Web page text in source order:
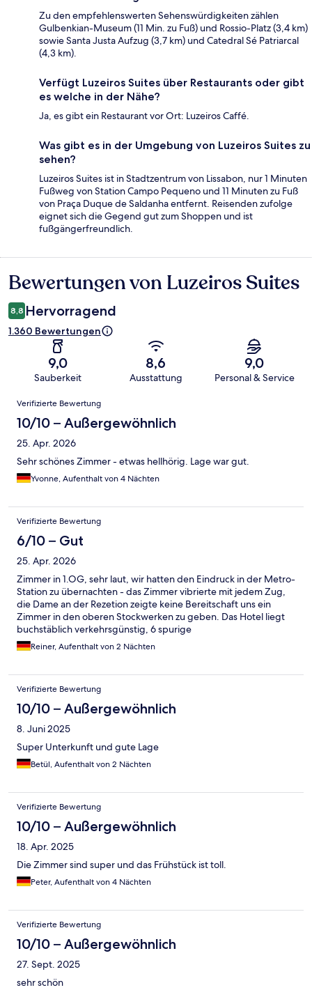
Zu den empfehlenswerten Sehenswürdigkeiten zählen
Gulbenkian-Museum (11 Min. zu Fuß) und Rossio-Platz (3,4 km)
sowie Santa Justa Aufzug (3,7 km) und Catedral Sé Patriarcal
(4,3 km).
Verfügt Luzeiros Suites über Restaurants oder gibt
es welche in der Nähe?
Ja, es gibt ein Restaurant vor Ort: Luzeiros Caffé.
Was gibt es in der Umgebung von Luzeiros Suites zu
sehen?
Luzeiros Suites ist in Stadtzentrum von Lissabon, nur 1 Minuten
Fußweg von Station Campo Pequeno und 11 Minuten zu Fuß
von Praça Duque de Saldanha entfernt. Reisenden zufolge
eignet sich die Gegend gut zum Shoppen und ist
fußgängerfreundlich.
Bewertungen
Bewertungen von Luzeiros Suites
8,8 Hervorragend
1.360 Bewertungen
9,0
Sauberkeit
8,6
Ausstattung
9,0
Personal & Service
Bewertungen
Verifizierte Bewertung
10/10 – Außergewöhnlich
25. Apr. 2026
Sehr schönes Zimmer - etwas hellhörig. Lage war gut.
Yvonne, Aufenthalt von 4 Nächten
Verifizierte Bewertung
6/10 – Gut
25. Apr. 2026
Zimmer in 1.OG, sehr laut, wir hatten den Eindruck in der Metro-
Station zu übernachten - das Zimmer vibrierte mit jedem Zug,
die Dame an der Rezetion zeigte keine Bereitschaft uns ein
Zimmer in den oberen Stockwerken zu geben. Das Hotel liegt
buchstäblich verkehrsgünstig, 6 spurige
Hauptverkehrskreuzung und über der U-bahn Etwas positives,
gutes reichhaltiges Frühstück😄.
Reiner, Aufenthalt von 2 Nächten
Verifizierte Bewertung
10/10 – Außergewöhnlich
8. Juni 2025
Super Unterkunft und gute Lage
Betül, Aufenthalt von 2 Nächten
Verifizierte Bewertung
10/10 – Außergewöhnlich
18. Apr. 2025
Die Zimmer sind super und das Frühstück ist toll.
Peter, Aufenthalt von 4 Nächten
Verifizierte Bewertung
10/10 – Außergewöhnlich
27. Sept. 2025
sehr schön